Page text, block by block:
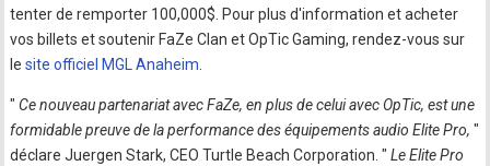
tenter de remporter 100,000$. Pour plus d'information et acheter
vos billets et soutenir FaZe Clan et OpTic Gaming, rendez-vous sur
lesite officiel MGL Anaheim.
" Ce nouveau partenariat avec FaZe, en plus de celui avec OpTic, est une
formidable preuve de la performance des équipements audio Elite Pro,"
déclare Juergen Stark, CEO Turtle Beach Corporation. " Le Elite Pro